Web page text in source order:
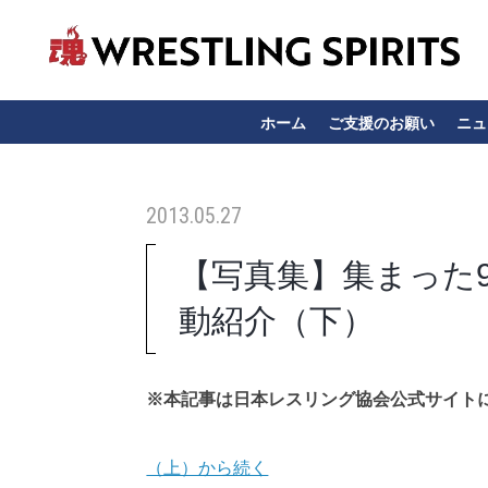
ホーム ご支援のお願い ニ
2013.05.27
【写真集】集まっ
動紹介（下）
※本記事は日本レスリング協会公式サイト
（上）から続く